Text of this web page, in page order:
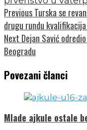
Continue
Reading
PreviousTurska se
drugu rundu kvalifikacija
Next Dejan Savić
Beogradu
Povezani članci
Mlade ajkule ostale